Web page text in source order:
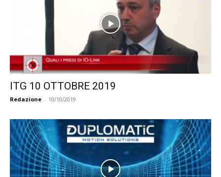
ITG 10 OTTOBRE 2019
Redazione - 10/10/2019